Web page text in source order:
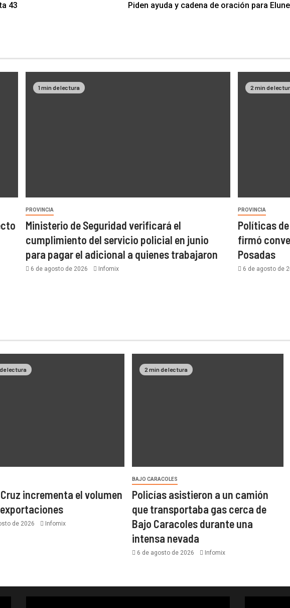
43
Piden ayuda y cadena de oración para
1 min de lectura
PROVINCIA
Ministerio de Seguridad verificará el
cumplimiento del servicio policial en junio
para pagar el adicional a quienes trabajaron
6 de agosto de 2026 Infomix
2 min de
PROVINCIA
Políticas de
firmó
Posadas
6 de agosto de
lectura
incrementa el volumen
de 2026 Infomix
2 min de lectura
BAJO CARACOLES
Policías asistieron a un camión
que transportaba gas cerca de
Bajo Caracoles durante una
intensa nevada
6 de agosto de 2026 Infomix